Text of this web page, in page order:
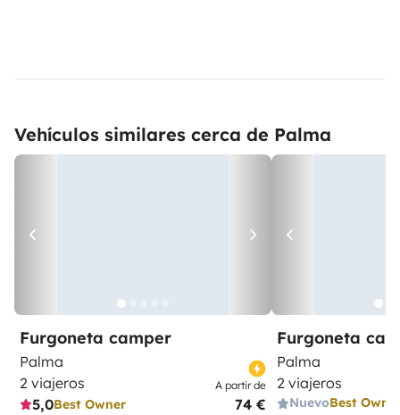
Vehículos similares cerca de Palma
Furgoneta camper
Palma
2 viajeros
5,0Best Owner
A partir de
74 €
Furgoneta
Palma
2 viajeros
NuevoBest